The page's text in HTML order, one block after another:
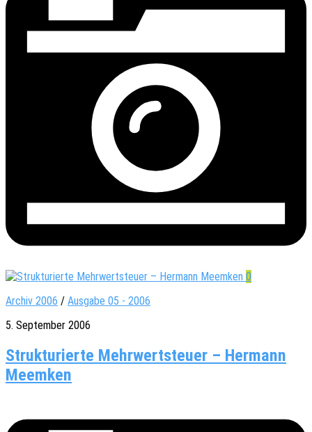
0
Archiv 2006 / Ausgabe 05 - 2006
5. September 2006
Strukturierte Mehrwertsteuer – Hermann
Meemken